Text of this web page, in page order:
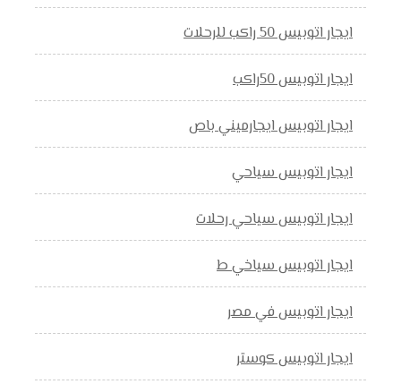
ايجار اتوبيس 50 راكب للرحلات
ايجار اتوبيس 50راكب
ايجار اتوبيس ايجارميني باص
ايجار اتوبيس سياحي
ايجار اتوبيس سياحي رحلات
ايجار اتوبيس سياخي ط
ايجار اتوبيس في مصر
ايجار اتوبيس كوستر